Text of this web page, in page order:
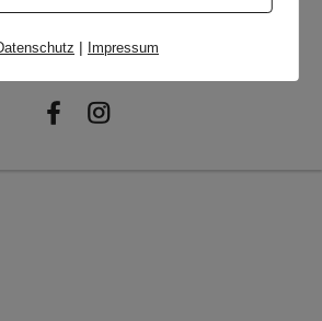
| Impressum